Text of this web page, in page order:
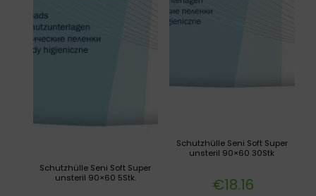
Schutzhülle Seni Soft Super
unsteril 90×60 30Stk
€18.16
Schutzhülle Seni Soft Super
unsteril 90×60 5Stk.